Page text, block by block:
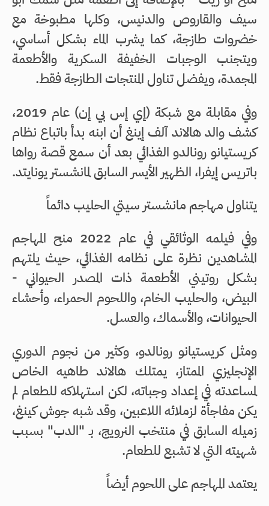
سيف والقاروص والدنيس، وكلها مطبوخة مع
خضروات طازجة، كما يشرب الماء بشكل أساسي،
ويتجنب الوجبات الخفيفة السكرية والأطعمة
المجمدة، ويفضل تناول المنتجات الطازجة فقط.
وفي مقابلة مع شبكة (إي إس بي إن) عام 2019،
كشف والد هالاند آلف إينغ أن ابنه بدأ باتباع نظام
كريستيانو رونالدو الغذائي بعد أن سمع قصة رواها
باتريس إيفرا، الظهير الأيسر السابق لمانشستر يونايتد.
يتناول مهاجم مانشستر سيتي الحليب دائماً
وفي فيلمه الوثائقي في عام 2022 منح المهاجم
المشاهدين نظرة على نظامه الغذائي، حيث يلتهم
بشكل روتيني الأطعمة ذات المصدر الحيواني -
البيض، والحليب الخام، واللحوم الحمراء، وأحشاء
الحيوانات، والأسماك، والعسل.
ومثل كريستيانو رونالدو، وكثير من نجوم الدوري
الإنجليزي الممتاز، يمتلك هالاند طاهيه الخاص
لمساعدته في إعداد وجباته، لكن استهلاكه للطعام لم
يكن مفاجأة لزملائه اللاعبين، وقد شبه جوش كينغ،
زميله السابق في منتخب النرويج، بـ "الدب" بسبب
شهيته التي لا تشبع للطعام.
يعتمد المهاجم على اللحوم أيضاً